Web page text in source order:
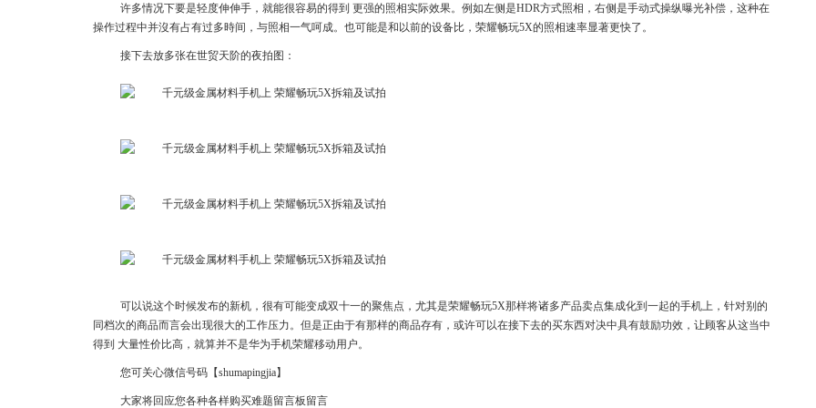
许多情况下要是轻度伸伸手，就能很容易的得到 更强的照相实际效果。例如左侧是HDR方式照相，右侧是手动式操纵曝光补偿，这种在
操作过程中并沒有占有过多時间，与照相一气呵成。也可能是和以前的设备比，荣耀畅玩5X的照相速率显著更快了。
接下去放多张在世贸天阶的夜拍图：
可以说这个时候发布的新机，很有可能变成双十一的聚焦点，尤其是荣耀畅玩5X那样将诸多产品卖点集成化到一起的手机上，针对别的
同档次的商品而言会出现很大的工作压力。但是正由于有那样的商品存有，或许可以在接下去的买东西对决中具有鼓励功效，让顾客从这当中
得到 大量性价比高，就算并不是华为手机荣耀移动用户。
您可关心微信号码【shumapingjia】
大家将回应您各种各样购买难题留言板留言